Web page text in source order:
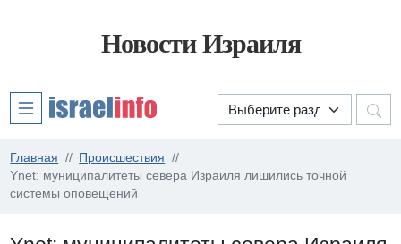
Новости Израиля
Главная
Происшествия
Ynet: муниципалитеты севера Израиля лишились точной
системы оповещений